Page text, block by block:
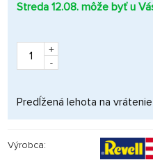
Streda 12.08. môže byť u
+
-
Predĺžená lehota na
Výrobca: